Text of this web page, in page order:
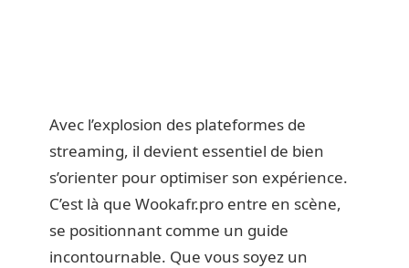
Avec l’explosion des plateformes de
streaming, il devient essentiel de bien
s’orienter pour optimiser son expérience.
C’est là que Wookafr.pro entre en scène,
se positionnant comme un guide
incontournable. Que vous soyez un